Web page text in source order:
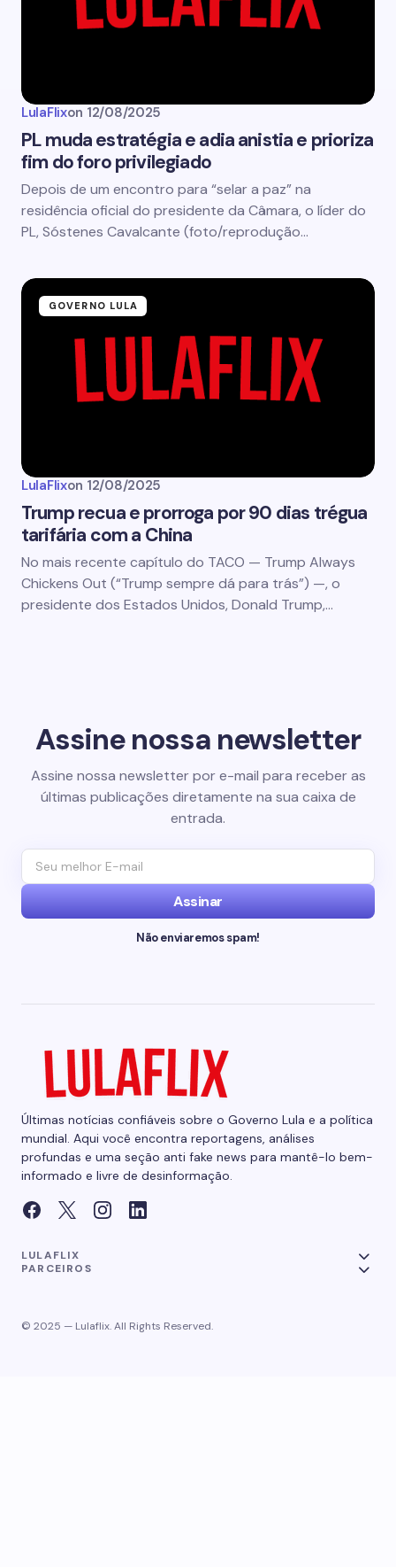
LulaFlixon 12/08/2025
PL muda estratégia e adia anistia e prioriza
fim do foro privilegiado
Depois de um encontro para “selar a paz” na
residência oficial do presidente da Câmara, o líder do
PL, Sóstenes Cavalcante (foto/reprodução…
GOVERNO LULA
LulaFlixon 12/08/2025
Trump recua e prorroga por 90 dias trégua
tarifária com a China
No mais recente capítulo do TACO — Trump Always
Chickens Out (“Trump sempre dá para trás”) —, o
presidente dos Estados Unidos, Donald Trump,…
Assine nossa newsletter
Assine nossa newsletter por e-mail para receber as
últimas publicações diretamente na sua caixa de
entrada.
Assinar
Não enviaremos spam!
Últimas notícias confiáveis sobre o Governo Lula e a política
mundial. Aqui você encontra reportagens, análises
profundas e uma seção anti fake news para mantê-lo bem-
informado e livre de desinformação.
LULAFLIX
PARCEIROS
© 2025 — Lulaflix. All Rights Reserved.